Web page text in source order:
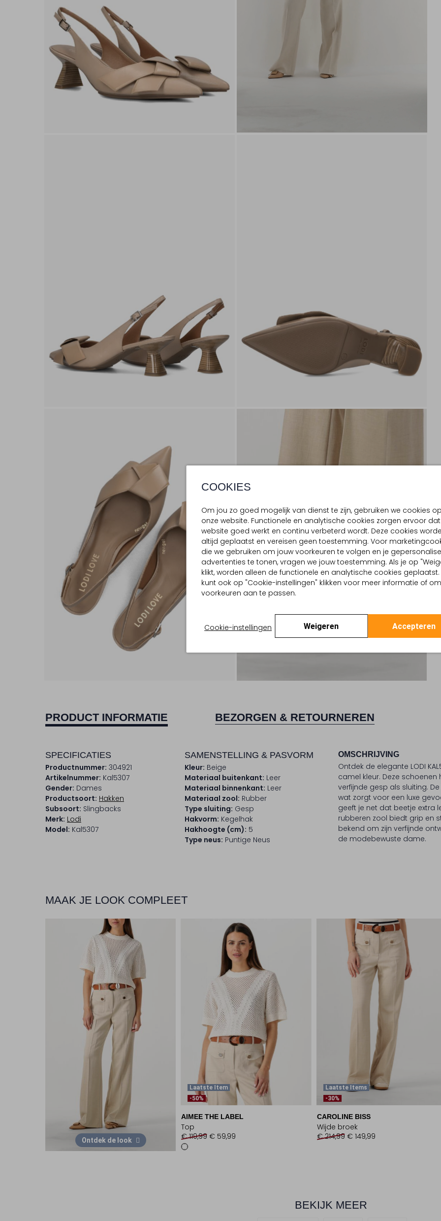
COOKIES
Om jou zo goed mogelijk van dienst te zijn, gebruiken we cookies op
onze website. Functionele en analytische cookies zorgen ervoor
website goed werkt en continu verbeterd wordt. Deze cookies
altijd geplaatst en vereisen geen toestemming. Voor
die we gebruiken om jouw voorkeuren te volgen en je
advertenties te tonen, vragen we jouw toestemming. Als je op
klikt, worden alleen de functionele en analytische cookies geplaatst.
kunt ook op "Cookie-instellingen" klikken voor meer informatie of
voorkeuren aan te passen.
Cookie-instellingen Weigeren Accepteren
PRODUCT INFORMATIE BEZORGEN & RETOURNEREN
SPECIFICATIES
Productnummer: 304921
Artikelnummer: Kal5307
Gender: Dames
Productsoort: Hakken
Subsoort: Slingbacks
Merk: Lodi
Model: Kal5307
SAMENSTELLING & PASVORM
Kleur: Beige
Materiaal buitenkant: Leer
Materiaal binnenkant: Leer
Materiaal zool: Rubber
Type sluiting: Gesp
Hakvorm: Kegelhak
Hakhoogte (cm): 5
Type neus: Puntige Neus
OMSCHRIJVING
Ontdek de elegante LODI
camel kleur. Deze
verfijnde gesp als sluiting.
wat zorgt voor een luxe
geeft je net dat beetje extra
rubberen zool biedt grip en
bekend om zijn verfijnde
de modebewuste dame.
MAAK JE LOOK COMPLEET
Ontdek de look
Laatste Item
-50%
AIMEE THE LABEL
Top
€ 119,99 € 59,99
Laatste Items
-30%
CAROLINE BISS
Wijde broek
€ 214,99 € 149,99
BEKIJK MEER